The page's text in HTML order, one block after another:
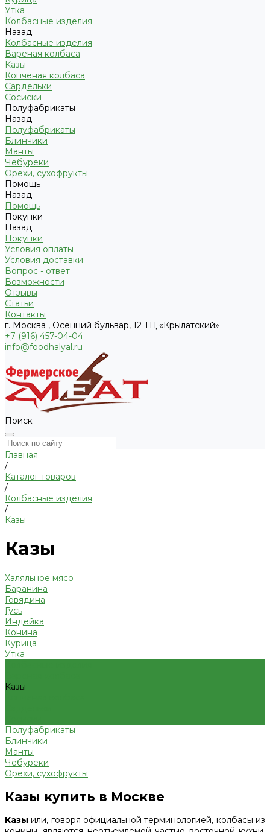
Утка
Колбасные изделия
Назад
Колбасные изделия
Вареная колбаса
Казы
Копченая колбаса
Сардельки
Сосиски
Полуфабрикаты
Назад
Полуфабрикаты
Блинчики
Манты
Чебуреки
Орехи, сухофрукты
Помощь
Назад
Помощь
Покупки
Назад
Покупки
Условия оплаты
Условия доставки
Вопрос - ответ
Возможности
Отзывы
Статьи
Контакты
г. Москва , Осенний бульвар, 12 ТЦ «Крылатский»
+7 (916) 457-04-04
info@foodhalyal.ru
Поиск
Главная
/
Каталог товаров
/
Колбасные изделия
/
Казы
Казы
Халяльное мясо
Баранина
Говядина
Гусь
Индейка
Конина
Курица
Утка
Казы
Полуфабрикаты
Блинчики
Манты
Чебуреки
Орехи, сухофрукты
Казы купить в Москве
Казы или, говоря официальной терминологией, колбасы из